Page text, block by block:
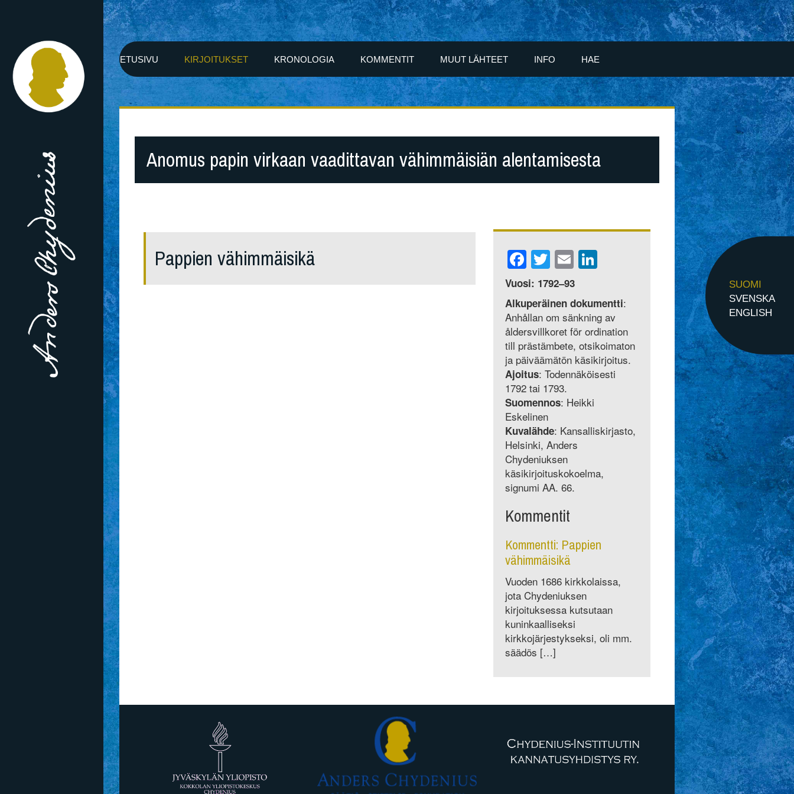
ETUSIVU KIRJOITUKSET KRONOLOGIA KOMMENTIT MUUT LÄHTEET INFO HAE
SUOMI
SVENSKA
ENGLISH
Anomus papin virkaan vaadittavan vähimmäisiän alentamisesta
Pappien vähimmäisikä Facebook
Twitter
EmailLinkedIn
Vuosi: 1792–93
Alkuperäinen dokumentti:
Anhållan om sänkning av
åldersvillkoret för ordination
till prästämbete, otsikoimaton
ja päiväämätön käsikirjoitus.
Ajoitus: Todennäköisesti
1792 tai 1793.
Suomennos: Heikki
Eskelinen
Kuvalähde: Kansalliskirjasto,
Helsinki, Anders
Chydeniuksen
käsikirjoituskokoelma,
signumi AA. 66.
Kommentit
Kommentti: Pappien
vähimmäisikä
Vuoden 1686 kirkkolaissa,
jota Chydeniuksen
kirjoituksessa kutsutaan
kuninkaalliseksi
kirkkojärjestykseksi, oli mm.
säädös […]